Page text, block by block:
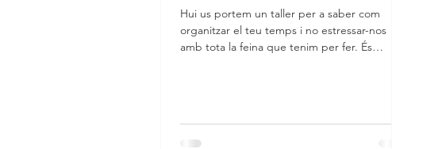
Hui us portem un taller per a saber com
organitzar el teu temps i no estressar-nos
amb tota la feina que tenim per fer. És